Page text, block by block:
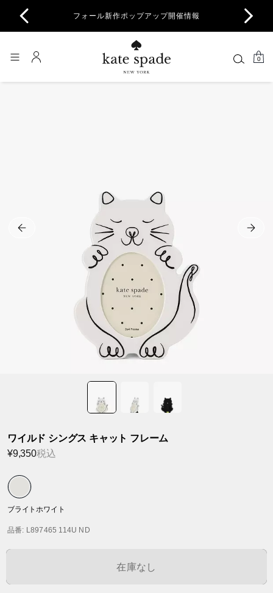
フォール新作ポップアップ開催情報
0
ワイルド シングス キャット フレーム
¥9,350税込
ブライトホワイト
品番: L897465 114U ND
在庫なし